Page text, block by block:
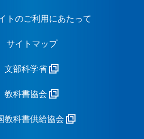
トのご利用にあたって
サイトマップ
文部科学省
教科書協会
教科書供給協会